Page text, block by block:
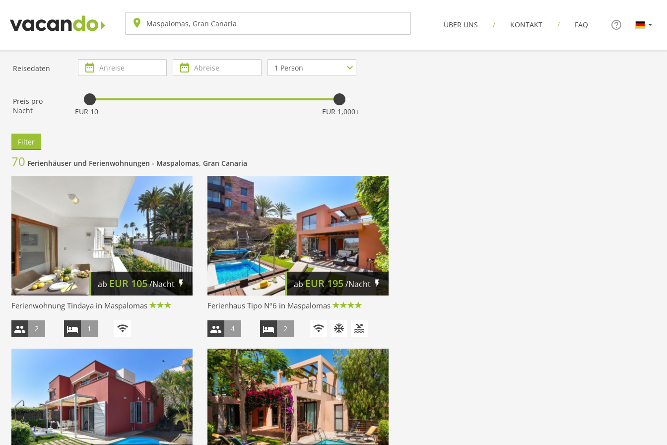
ÜBER UNS KONTAKT FAQ
Reisedaten Anreise Abreise
Anzahl
Personen
Preis pro
Nacht
EUR 10 EUR 1,000+
Filter
70 Ferienhäuser und Ferienwohnungen - Maspalomas, Gran Canaria
ab EUR 105/Nacht
Ferienwohnung Tindaya in Maspalomas
2 1
abEUR195/Nacht
Ferienhaus Tipo Nº6 in Maspalomas
4 2